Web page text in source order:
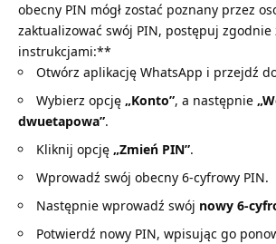
obecny PIN mógł zostać poznany przez
zaktualizować swój PIN, postępuj zgodnie
instrukcjami:**
Otwórz aplikację WhatsApp i przejdź
Wybierz opcję „Konto”, a następnie
dwuetapowa”.
Kliknij opcję „Zmień PIN”.
Wprowadź swój obecny 6-cyfrowy PIN.
Następnie wprowadź swój nowy 6-
Potwierdź nowy PIN, wpisując go